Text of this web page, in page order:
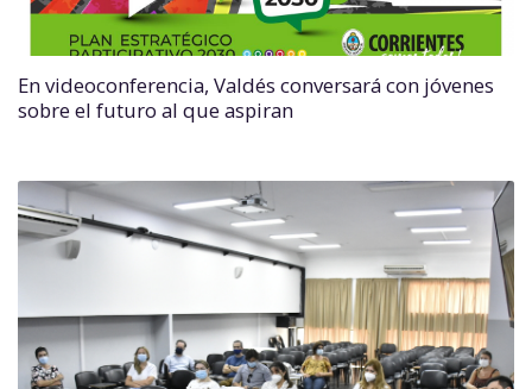
En videoconferencia, Valdés conversará con jóvenes
sobre el futuro al que aspiran